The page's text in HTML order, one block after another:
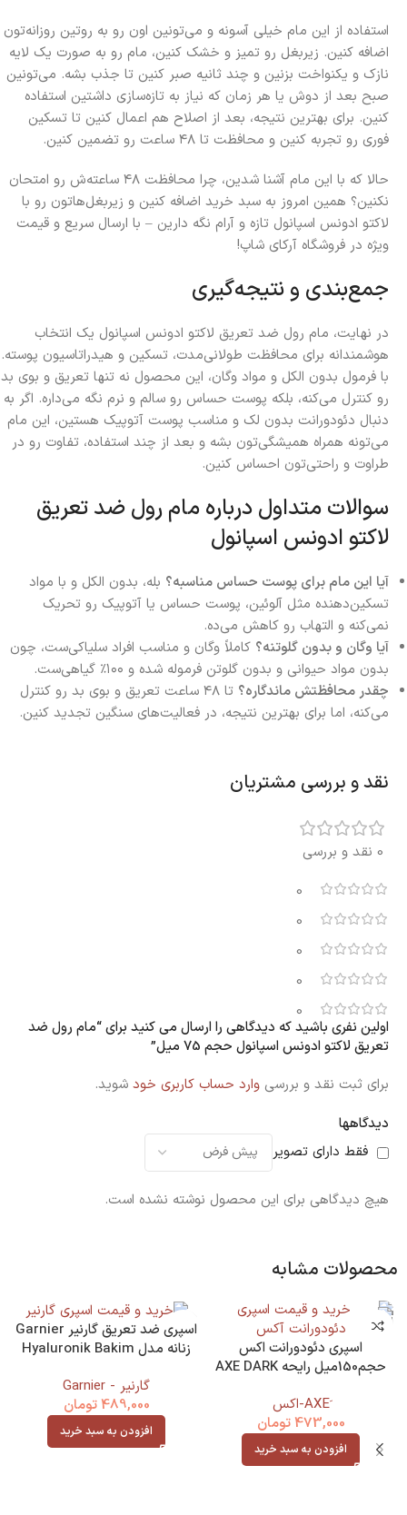
استفاده از این مام خیلی آسونه و می‌تونین اون رو به روتین روزانه‌تون
اضافه کنین. زیربغل رو تمیز و خشک کنین، مام رو به صورت یک لایه
نازک و یکنواخت بزنین و چند ثانیه صبر کنین تا جذب بشه. می‌تونین
صبح بعد از دوش یا هر زمان که نیاز به تازه‌سازی داشتین استفاده
کنین. برای بهترین نتیجه، بعد از اصلاح هم اعمال کنین تا تسکین
فوری رو تجربه کنین و محافظت تا ۴۸ ساعت رو تضمین کنین.
حالا که با این مام آشنا شدین، چرا محافظت ۴۸ ساعته‌ش رو امتحان
نکنین؟ همین امروز به سبد خرید اضافه کنین و زیربغل‌هاتون رو با
لاکتو ادونس اسپانول تازه و آرام نگه دارین – با ارسال سریع و قیمت
ویژه در فروشگاه آرکای شاپ!
جمع‌بندی و نتیجه‌گیری
در نهایت، مام رول ضد تعریق لاکتو ادونس اسپانول یک انتخاب
هوشمندانه برای محافظت طولانی‌مدت، تسکین و هیدراتاسیون پوسته.
با فرمول بدون الکل و مواد وگان، این محصول نه تنها تعریق و بوی بد
رو کنترل می‌کنه، بلکه پوست حساس رو سالم و نرم نگه می‌داره. اگر به
دنبال دئودورانت بدون لک و مناسب پوست آتوپیک هستین، این مام
می‌تونه همراه همیشگی‌تون بشه و بعد از چند استفاده، تفاوت رو در
طراوت و راحتی‌تون احساس کنین.
سوالات متداول درباره مام رول ضد تعریق
لاکتو ادونس اسپانول
آیا این مام برای پوست حساس مناسبه؟ بله، بدون الکل و با مواد
تسکین‌دهنده مثل آلوئین، پوست حساس یا آتوپیک رو تحریک
نمی‌کنه و التهاب رو کاهش می‌ده.
آیا وگان و بدون گلوتنه؟ کاملاً وگان و مناسب افراد سلیاکی‌ست، چون
بدون مواد حیوانی و بدون گلوتن فرموله شده و ۱۰۰٪ گیاهی‌ست.
چقدر محافظتش ماندگاره؟
تا ۴۸ ساعت تعریق و بوی بد رو کنترل
می‌کنه، اما برای بهترین نتیجه، در فعالیت‌های سنگین تجدید کنین.
نقد و بررسی مشتریان
0 نقد و بررسی
0
0
0
0
0
دیدگاهها
فقط دارای تصویر
هیچ دیدگاهی برای این محصول نوشته نشده است.
اولین نفری باشید که دیدگاهی را ارسال می کنید برای “مام رول ضد
تعریق لاکتو ادونس اسپانول حجم 75 میل”
برای ثبت نقد و بررسی وارد حساب کاربری خود شوید.
محصولات مشابه
اسپری دئودورانت اکس
حجم150میل رایحه AXE DARK
َAXE-اکس
473,000 تومان
افزودن به سبد خرید
اسپری ضد تعریق گارنیر Garnier
زنانه مدل Hyaluronik Bakim
گارنیر - Garnier
489,000 تومان
افزودن به سبد خرید